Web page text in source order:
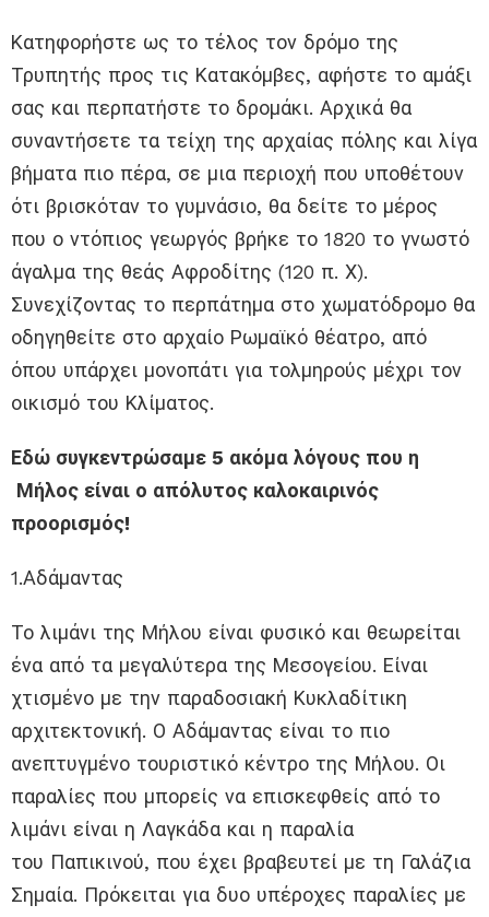
Κατηφορήστε ως το τέλος τον δρόμο της
Τρυπητής προς τις Κατακόμβες, αφήστε το αμάξι
σας και περπατήστε το δρομάκι. Αρχικά θα
συναντήσετε τα τείχη της αρχαίας πόλης και λίγα
βήματα πιο πέρα, σε μια περιοχή που υποθέτουν
ότι βρισκόταν το γυμνάσιο, θα δείτε το μέρος
που ο ντόπιος γεωργός βρήκε το 1820 το γνωστό
άγαλμα της θεάς Αφροδίτης (120 π. Χ).
Συνεχίζοντας το περπάτημα στο χωματόδρομο θα
οδηγηθείτε στο αρχαίο Ρωμαϊκό θέατρο, από
όπου υπάρχει μονοπάτι για τολμηρούς μέχρι τον
οικισμό του Κλίματος.
Εδώ συγκεντρώσαμε 5 ακόμα λόγους που η
Μήλος είναι ο απόλυτος καλοκαιρινός
προορισμός!
1.Αδάμαντας
Το λιμάνι της Μήλου είναι φυσικό και θεωρείται
ένα από τα μεγαλύτερα της Μεσογείου. Είναι
χτισμένο με την παραδοσιακή Κυκλαδίτικη
αρχιτεκτονική. Ο Αδάμαντας είναι το πιο
ανεπτυγμένο τουριστικό κέντρο της Μήλου. Οι
παραλίες που μπορείς να επισκεφθείς από το
λιμάνι είναι η Λαγκάδα και η παραλία
του Παπικινού, που έχει βραβευτεί με τη Γαλάζια
Σημαία. Πρόκειται για δυο υπέροχες παραλίες με